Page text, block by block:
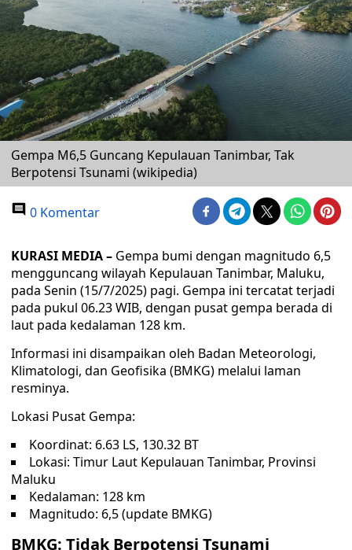
Gempa M6,5 Guncang Kepulauan Tanimbar, Tak
Berpotensi Tsunami (wikipedia)
0 Komentar
KURASI MEDIA – Gempa bumi dengan magnitudo 6,5
mengguncang wilayah Kepulauan Tanimbar, Maluku,
pada Senin (15/7/2025) pagi. Gempa ini tercatat terjadi
pada pukul 06.23 WIB, dengan pusat gempa berada di
laut pada kedalaman 128 km.
Informasi ini disampaikan oleh Badan Meteorologi,
Klimatologi, dan Geofisika (BMKG) melalui laman
resminya.
Lokasi Pusat Gempa:
Koordinat: 6.63 LS, 130.32 BT
Lokasi: Timur Laut Kepulauan Tanimbar, Provinsi
Maluku
Kedalaman: 128 km
Magnitudo: 6,5 (update BMKG)
BMKG: Tidak Berpotensi Tsunami